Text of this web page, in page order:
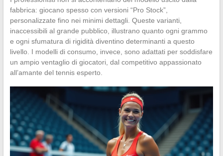
fabbrica: giocano spesso con versioni “Pro Stock”,
personalizzate fino nei minimi dettagli. Queste varianti,
inaccessibili al grande pubblico, illustrano quanto ogni grammo
e ogni sfumatura di rigidità diventino determinanti a questo
livello. I modelli di consumo, invece, sono adattati per soddisfare
un ampio ventaglio di giocatori, dal competitivo appassionato
all’amante del tennis esperto.